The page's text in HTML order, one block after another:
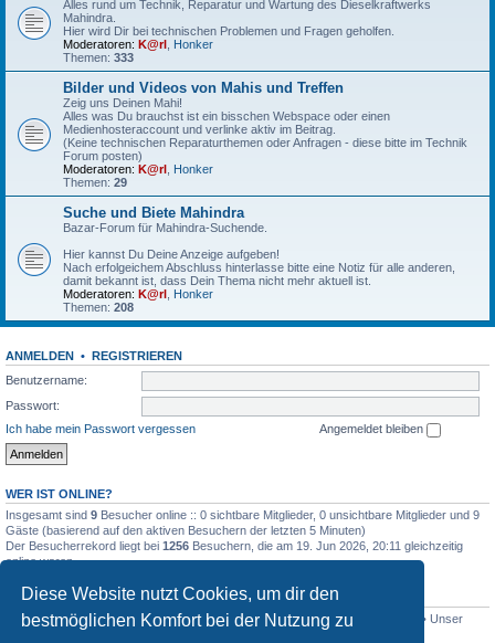
Diese Website nutzt Cookies, um dir den
bestmöglichen Komfort bei der Nutzung zu
Alles rund um Technik, Reparatur und Wartung des Dieselkraftwerks
Mahindra.
Hier wird Dir bei technischen Problemen und Fragen geholfen.
Moderatoren: K@rl Honker
Themen: 333
Bilder und Videos von Mahis und Treffen
Zeig uns Deinen Mahi!
Alles was Du brauchst ist ein bisschen Webspace oder einen
Medienhosteraccount und verlinke aktiv im Beitrag.
(Keine technischen Reparaturthemen oder Anfragen - diese bitte im Technik
Forum posten)
Moderatoren: K@rl Honker
Themen: 29
Suche und Biete Mahindra
Bazar-Forum für Mahindra-Suchende.
Hier kannst Du Deine Anzeige aufgeben!
Nach erfolgeichem Abschluss hinterlasse bitte eine Notiz für alle anderen,
damit bekannt ist, dass Dein Thema nicht mehr aktuell ist.
Moderatoren: K@rl Honker
Themen: 208
ANMELDEN • REGISTRIEREN
Benutzername:
Passwort:
Ich habe mein Passwort vergessen
Angemeldet bleiben
WER IST ONLINE?
Insgesamt sind 9 Besucher online :: 0 sichtbare Mitglieder, 0 unsichtbare Mitglieder und 9
Gäste (basierend auf den aktiven Besuchern der letzten 5 Minuten)
Der Besucherrekord liegt bei 1256 Besuchern, die am 19. Jun 2026, 20:11 gleichzeitig
online waren.
STATISTIK
Beiträge insgesamt4517 • Themen insgesamt801 • Mitglieder insgesamt
• Unser
neuestes Mitglied: